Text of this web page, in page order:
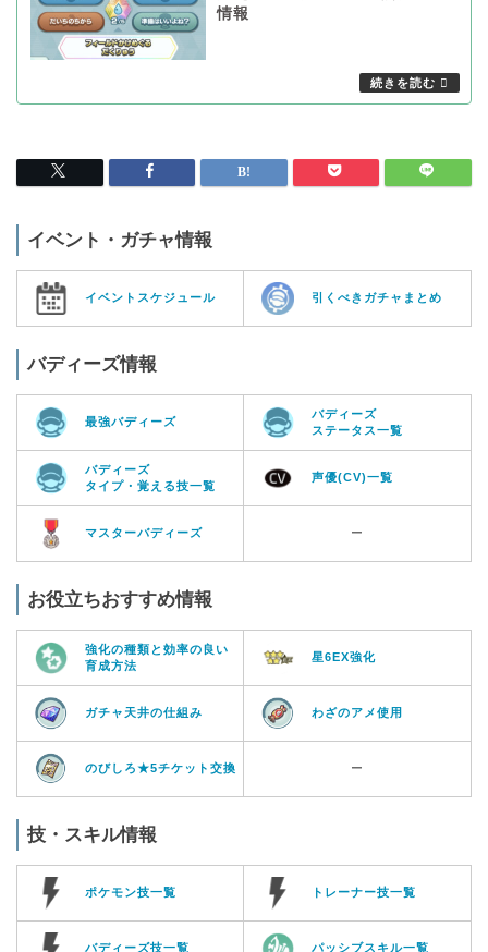
情報
イベント・ガチャ情報
イベントスケジュール 引くべきガチャまとめ
バディーズ情報
最強バディーズ
バディーズ
ステータス一覧
バディーズ
タイプ・覚える技一覧
声優(CV)一覧
マスターバディーズ ー
お役立ちおすすめ情報
強化の種類と効率の良い
育成方法
星6EX強化
ガチャ天井の仕組み わざのアメ使用
のびしろ★5チケット交換 ー
技・スキル情報
ポケモン技一覧 トレーナー技一覧
バディーズ技一覧 パッシブスキル一覧